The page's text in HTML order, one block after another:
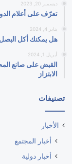
ديسمبر 20, 2023
تعرّف على أعلام
يناير 4, 2024
هل يمكنك أكل
أبريل 1, 2024
القبض على صانع
الابتزاز
تصنيفات
الأخبار
أخبار المجتمع
أخبار دولية